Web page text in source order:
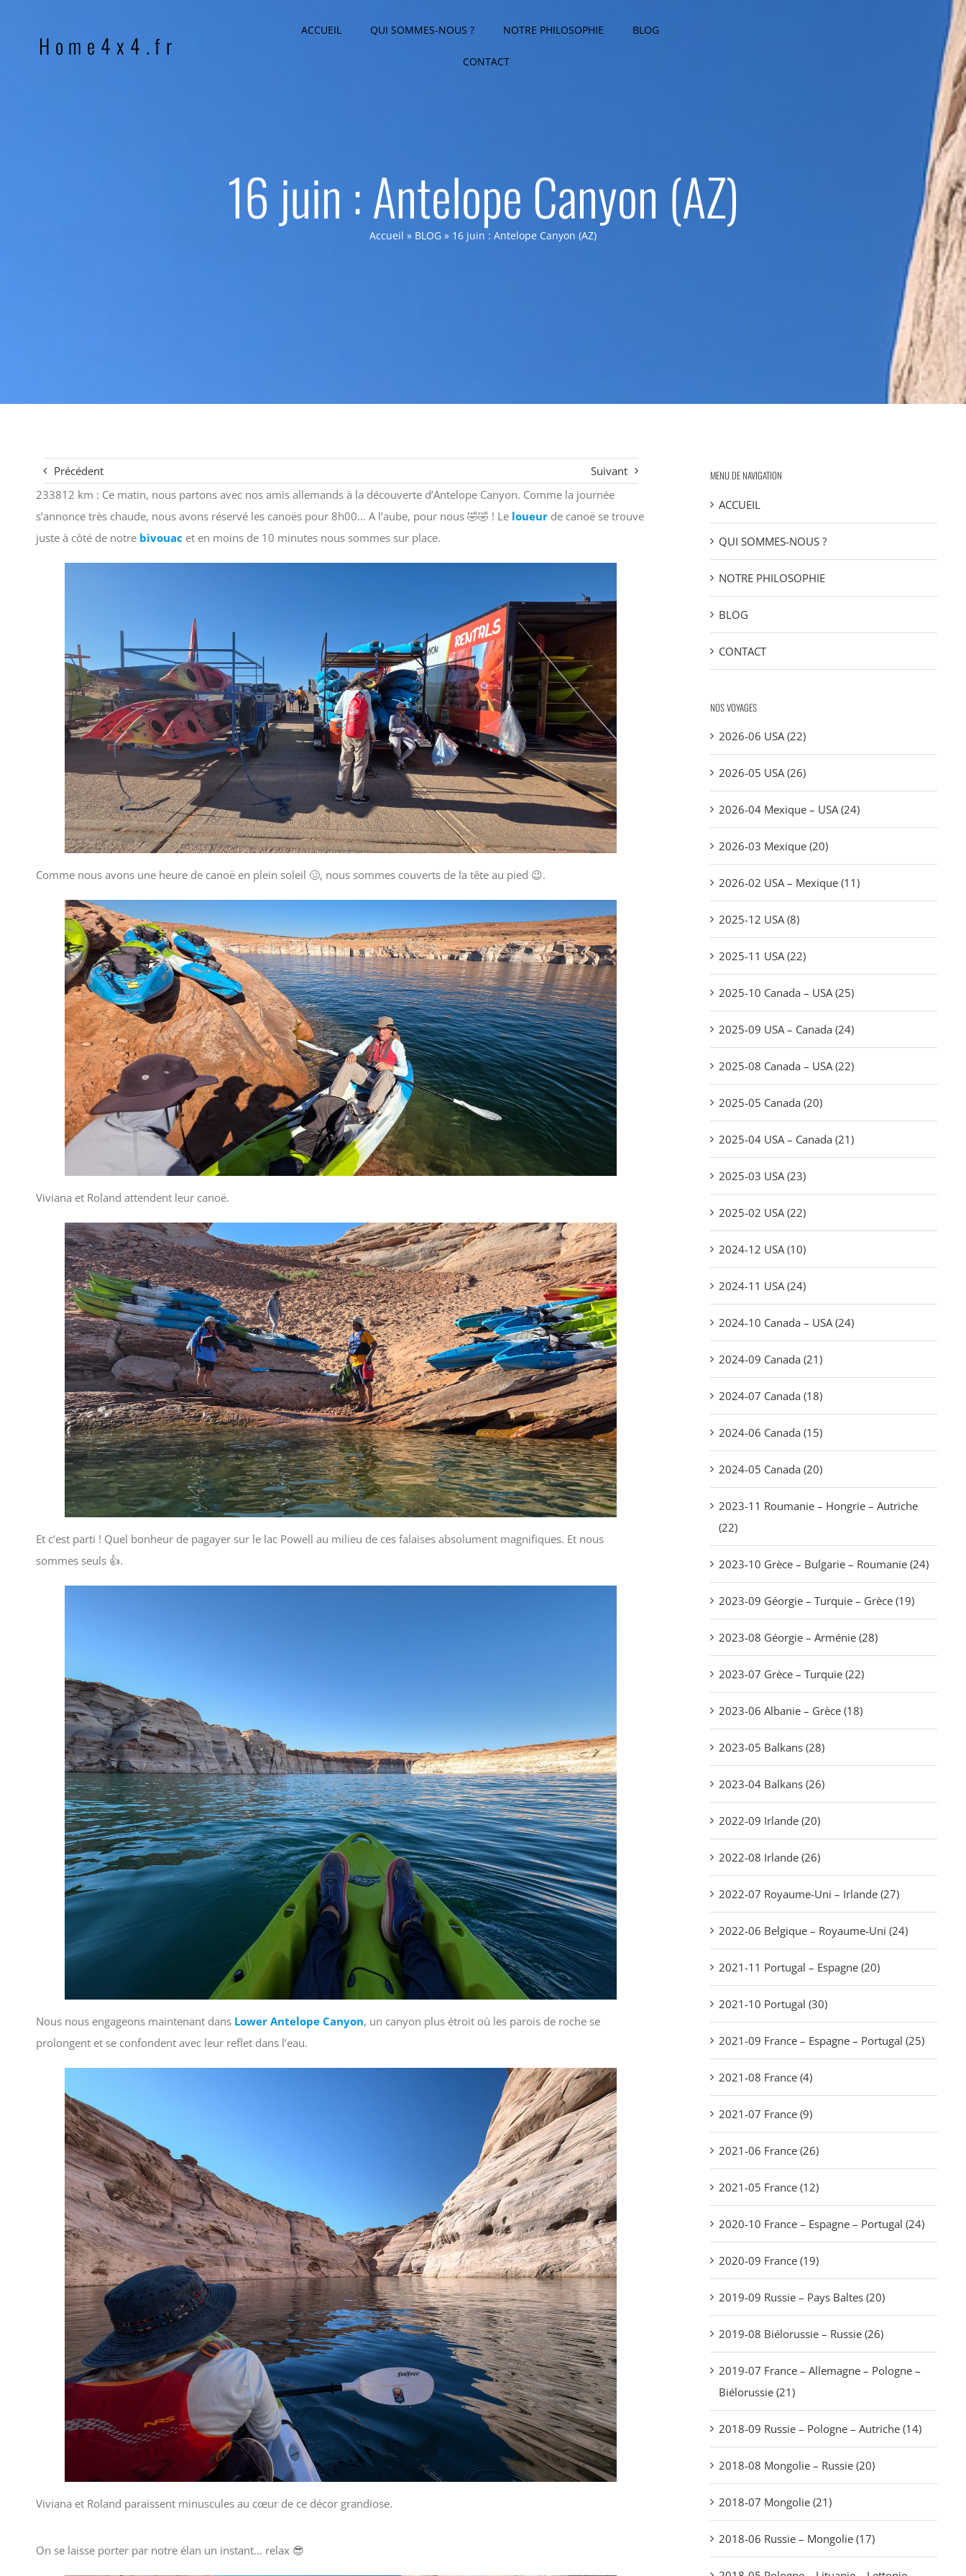
Home4x4.fr
ACCUEIL QUI SOMMES-NOUS ? NOTRE PHILOSOPHIE BLOG
CONTACT
16 juin : Antelope Canyon (AZ)
Accueil » BLOG » 16 juin : Antelope Canyon (AZ)
Précédent
Suivant
233812 km : Ce matin, nous partons avec nos amis allemands à la découverte d’Antelope Canyon. Comme la journée
s’annonce très chaude, nous avons réservé les canoës pour 8h00… A l’aube, pour nous 🤣🤣 ! Le loueurde canoë se trouve
juste à côté de notre bivouac et en moins de 10 minutes nous sommes sur place.
Comme nous avons une heure de canoë en plein soleil 🥴, nous sommes couverts de la tête au pied 😉.
Viviana et Roland attendent leur canoë.
Et c’est parti ! Quel bonheur de pagayer sur le lac Powell au milieu de ces falaises absolument magnifiques. Et nous
sommes seuls 👍.
Nous nous engageons maintenant dans Lower Antelope Canyon, un canyon plus étroit où les parois de roche se
prolongent et se confondent avec leur reflet dans l’eau.
Viviana et Roland paraissent minuscules au cœur de ce décor grandiose.
On se laisse porter par notre élan un instant… relax 😎
MENU DE NAVIGATION
ACCUEIL
QUI SOMMES-NOUS ?
NOTRE PHILOSOPHIE
BLOG
CONTACT
NOS VOYAGES
2026-06 USA (22)
2026-05 USA (26)
2026-04 Mexique – USA (24)
2026-03 Mexique (20)
2026-02 USA – Mexique (11)
2025-12 USA (8)
2025-11 USA (22)
2025-10 Canada – USA (25)
2025-09 USA – Canada (24)
2025-08 Canada – USA (22)
2025-05 Canada (20)
2025-04 USA – Canada (21)
2025-03 USA (23)
2025-02 USA (22)
2024-12 USA (10)
2024-11 USA (24)
2024-10 Canada – USA (24)
2024-09 Canada (21)
2024-07 Canada (18)
2024-06 Canada (15)
2024-05 Canada (20)
2023-11 Roumanie – Hongrie – Autriche
(22)
2023-10 Grèce – Bulgarie – Roumanie (24)
2023-09 Géorgie – Turquie – Grèce (19)
2023-08 Géorgie – Arménie (28)
2023-07 Grèce – Turquie (22)
2023-06 Albanie – Grèce (18)
2023-05 Balkans (28)
2023-04 Balkans (26)
2022-09 Irlande (20)
2022-08 Irlande (26)
2022-07 Royaume-Uni – Irlande (27)
2022-06 Belgique – Royaume-Uni (24)
2021-11 Portugal – Espagne (20)
2021-10 Portugal (30)
2021-09 France – Espagne – Portugal (25)
2021-08 France (4)
2021-07 France (9)
2021-06 France (26)
2021-05 France (12)
2020-10 France – Espagne – Portugal (24)
2020-09 France (19)
2019-09 Russie – Pays Baltes (20)
2019-08 Biélorussie – Russie (26)
2019-07 France – Allemagne – Pologne –
Biélorussie (21)
2018-09 Russie – Pologne – Autriche (14)
2018-08 Mongolie – Russie (20)
2018-07 Mongolie (21)
2018-06 Russie – Mongolie (17)